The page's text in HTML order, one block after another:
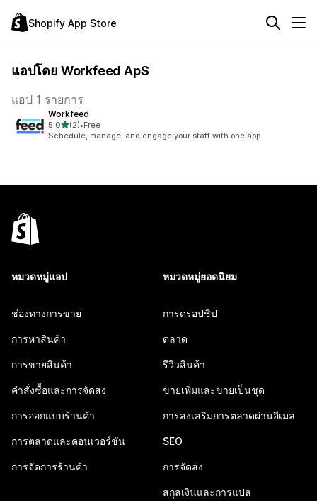
Shopify App Store
แอปโดย Workfeed ApS
แอป 1 รายการ
Workfeed
5.0เต็ม 5 ดาว
(2)
ทั้งหมด 2 รีวิว
•Free
Schedule, manage, and engage your staff with one app
หมวดหมู่แอป
ช่องทางการขาย
การหาสินค้า
การขายสินค้า
คำสั่งซื้อและการจัดส่ง
การออกแบบร้านค้า
การตลาดและคอนเวอร์ชัน
การจัดการร้านค้า
หมวดหมู่ยอดนิยม
การดรอปชิป
ตลาด
รีวิวสินค้า
ขายเพิ่มและขายเป็นชุด
การส่งเสริมการตลาดผ่านอีเมล
SEO
การจัดส่ง
สกุลเงินและการแปล